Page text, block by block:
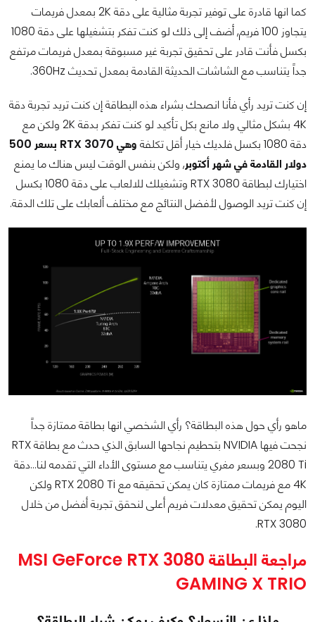
كما انها قادرة على توفير تجربة مثالية على دقة 2K بمعدل فريمات
يتجاوز 100 فريم, أضف إلى ذلك لو كنت تفكر بتشغيلها على دقة 1080
بكسل فأنت قادر على تحقيق تجربة غير مسبوقة بمعدل فريمات مرتفع
جداً يتناسب مع الشاشات الحديثة القادمة بمعدل تحديث 360Hz.
إن كنت تريد رأي فأنا انصحك بشراء هذه البطاقة إن كنت تريد تجربة دقة
4K بشكل مثالي ولا مانع بكل تأكيد لو كنت تفكر بدقة 2K ولكن مع
دقة 1080 بكسل فلديك خيار أقل تكلفة
وهي RTX 3070 بسعر 500
دولار القادمة في شهر أكتوبر, ولكن بنفس الوقت ليس هناك ما يمنع
اختيارك لبطاقة RTX 3080 وتشغيلك للالعاب على دقة 1080 بكسل
إن كنت تريد الوصول لأفضل النتائج مع مختلف ألعابك على تلك الدقة.
ماهو رأي حول هذه البطاقة؟ رأي الشخصي انها بطاقة ممتازة جداً
نجحت فيها NVIDIA بتحطيم نجاحها السابق الذي حدث مع بطاقة RTX
2080 Ti وبسعر مغري يتناسب مع مستوى الأداء التي تقدمه لنا...دقة
4K مع فريمات ممتازة كان يمكن تحقيقه مع RTX 2080 Ti ولكن
اليوم يمكن تحقيق معدلات فريم أعلى لنحقق تجربة أفضل من خلال
RTX 3080.
مراجعة البطاقة MSI GeForce RTX 3080
GAMING X TRIO